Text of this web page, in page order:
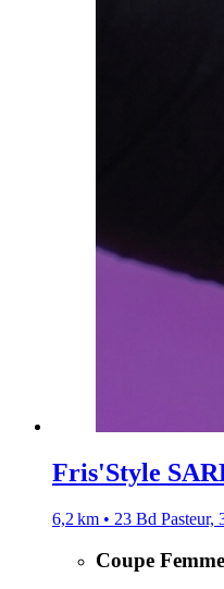
Fris'Style
6,2 km • 23 Bd
Coupe Femme